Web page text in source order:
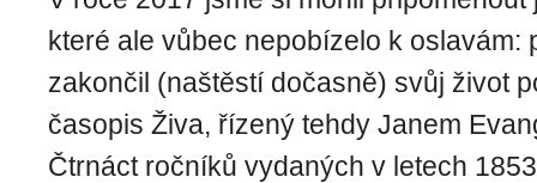
které ale vůbec nepobízelo k oslavám:
zakončil (naštěstí dočasně) svůj život
časopis Živa, řízený tehdy Janem
Čtrnáct ročníků vydaných v letech